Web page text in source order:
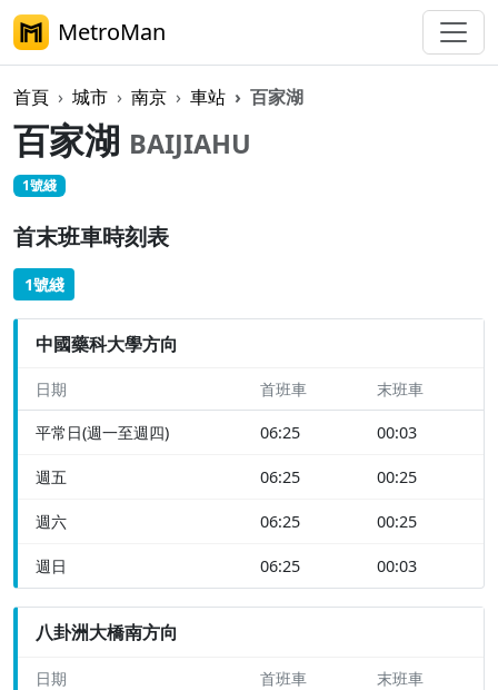
MetroMan
首頁 城市 南京 車站 百家湖
百家湖 BAIJIAHU
1號綫
首末班車時刻表
1號綫
中國藥科大學方向
日期 首班車 末班車
平常日(週一至週四) 06:25 00:03
週五 06:25 00:25
週六 06:25 00:25
週日 06:25 00:03
八卦洲大橋南方向
日期 首班車 末班車